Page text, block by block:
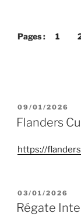
Pages : 1
PUBLIÉ
LE
09/01/2026
Flanders
https://
PUBLIÉ
LE
03/01/2026
Régate